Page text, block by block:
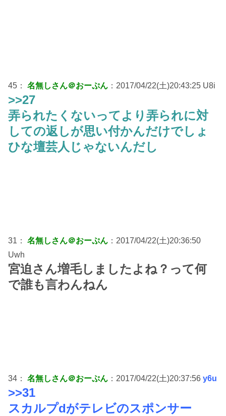
45： 名無しさん＠おーぷん ：2017/04/22(土)20:43:25 U8i
>>27
弄られたくないってより弄られに対
しての返しが思い付かんだけでしょ
ひな壇芸人じゃないんだし
31： 名無しさん＠おーぷん ：2017/04/22(土)20:36:50
Uwh
宮迫さん増毛しましたよね？って何
で誰も言わんねん
34： 名無しさん＠おーぷん ：2017/04/22(土)20:37:56 y6u
>>31
スカルプdがテレビのスポンサー